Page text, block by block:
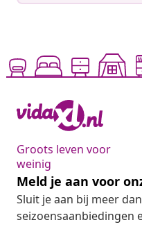
Groots leven voor
weinig
Meld je aan voor
Sluit je aan bij meer
seizoensaanbiedingen